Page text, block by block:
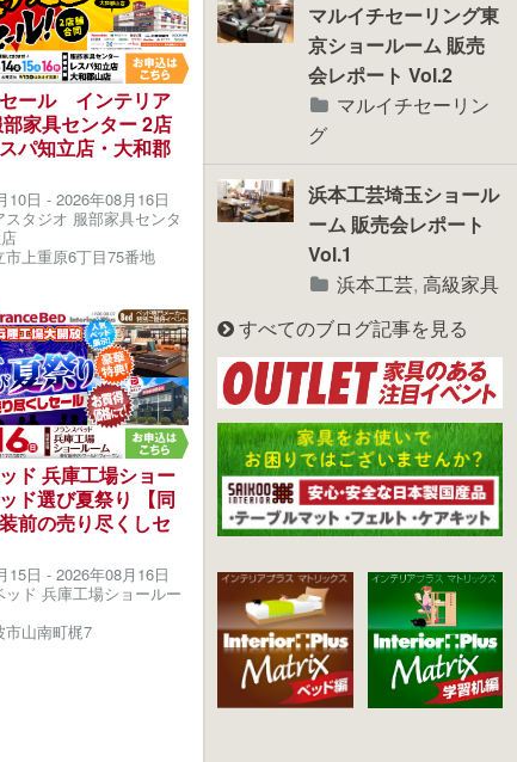
ール インテリア
家具センター 2店
パ知立店・大和郡
10日 - 2026年08月16日
スタジオ 服部家具センタ
市上重原6丁目75番地
ド 兵庫工場ショー
ド選び夏祭り 【同
前の売り尽くしセ
15日 - 2026年08月16日
ッド 兵庫工場ショールー
市山南町梶7
マルイチセーリング東
京ショールーム 販売
会レポート Vol.2
マルイチセーリン
グ
浜本工芸埼玉ショール
ーム 販売会レポート
Vol.1
浜本工芸,高級家具
すべてのブログ記事を見る